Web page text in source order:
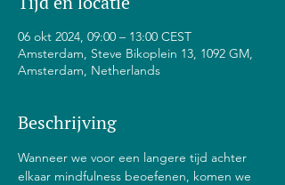
06 okt 2024, 09:00 – 13:00 CEST
Amsterdam, Steve Bikoplein 13, 1092 GM,
Amsterdam, Netherlands
Beschrijving
Wanneer we voor een langere tijd achter
elkaar mindfulness beoefenen, komen we